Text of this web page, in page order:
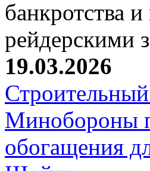
банкротства
рейдерскими
19.03.2026
Минобороны
обогащения